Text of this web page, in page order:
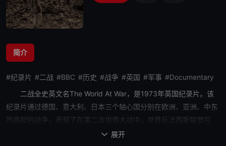
简介
#纪录片 #二战 #BBC #历史 #战争 #英国 #军事 #Documentary
二战全史英文名The World At War，是1973年英国纪录片。该
纪录片通过德国、意大利、日本三个轴心国分别在欧洲、亚洲、中东
所挑起的战争，表现了在第二次世界大战中，世界反法西斯联盟在
海、陆、空的各个战场上英勇抗击法西斯侵略者宏大场面。通过该片
 展开